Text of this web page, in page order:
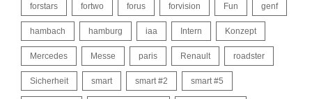
forstars fortwo forus forvision Fun genf
hambach hamburg iaa Intern Konzept
Mercedes Messe paris Renault roadster
Sicherheit smart smart #2 smart #5